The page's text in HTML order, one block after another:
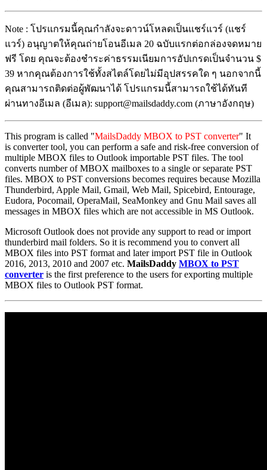
Note : โปรแกรมนี้คุณกำลังจะดาวน์โหลดเป็นแชร์แวร์ (แชร์
แวร์) อนุญาตให้คุณถ่ายโอนอีเมล 20 ฉบับแรกต่อกล่องจดหมาย
ฟรี โดย คุณจะต้องชำระค่าธรรมเนียมการอัปเกรดเป็นจำนวน $
39 หากคุณต้องการใช้ทั้งสไตล์โดยไม่มีอุปสรรคใด ๆ นอกจากนี้
คุณสามารถติดต่อผู้พัฒนาได้ โปรแกรมนี้สามารถใช้ได้ทันที
ผ่านทางอีเมล (อีเมล): support@mailsdaddy.com (ภาษาอังกฤษ)
This program is called "MailsDaddy MBOX to PST converter" It
is converter tool, you can perform a safe and risk-free conversion of
multiple MBOX files to Outlook importable PST files. The tool
converts number of MBOX mailboxes to a single or separate PST
files. MBOX to PST conversions becomes requires because Mozilla
Thunderbird, Apple Mail, Gmail, Web Mail, Spicebird, Entourage,
Eudora, Pocomail, OperaMail, SeaMonkey and Gnu Mail saves all
messages in MBOX files which are not accessible in MS Outlook.
Microsoft Outlook does not provide any support to read or import
thunderbird mail folders. So it is recommend you to convert all
MBOX files into PST format and later import PST file in Outlook
2016, 2013, 2010 and 2007 etc. MailsDaddy MBOX to PST
converter is the first preference to the users for exporting multiple
MBOX files to Outlook PST format.